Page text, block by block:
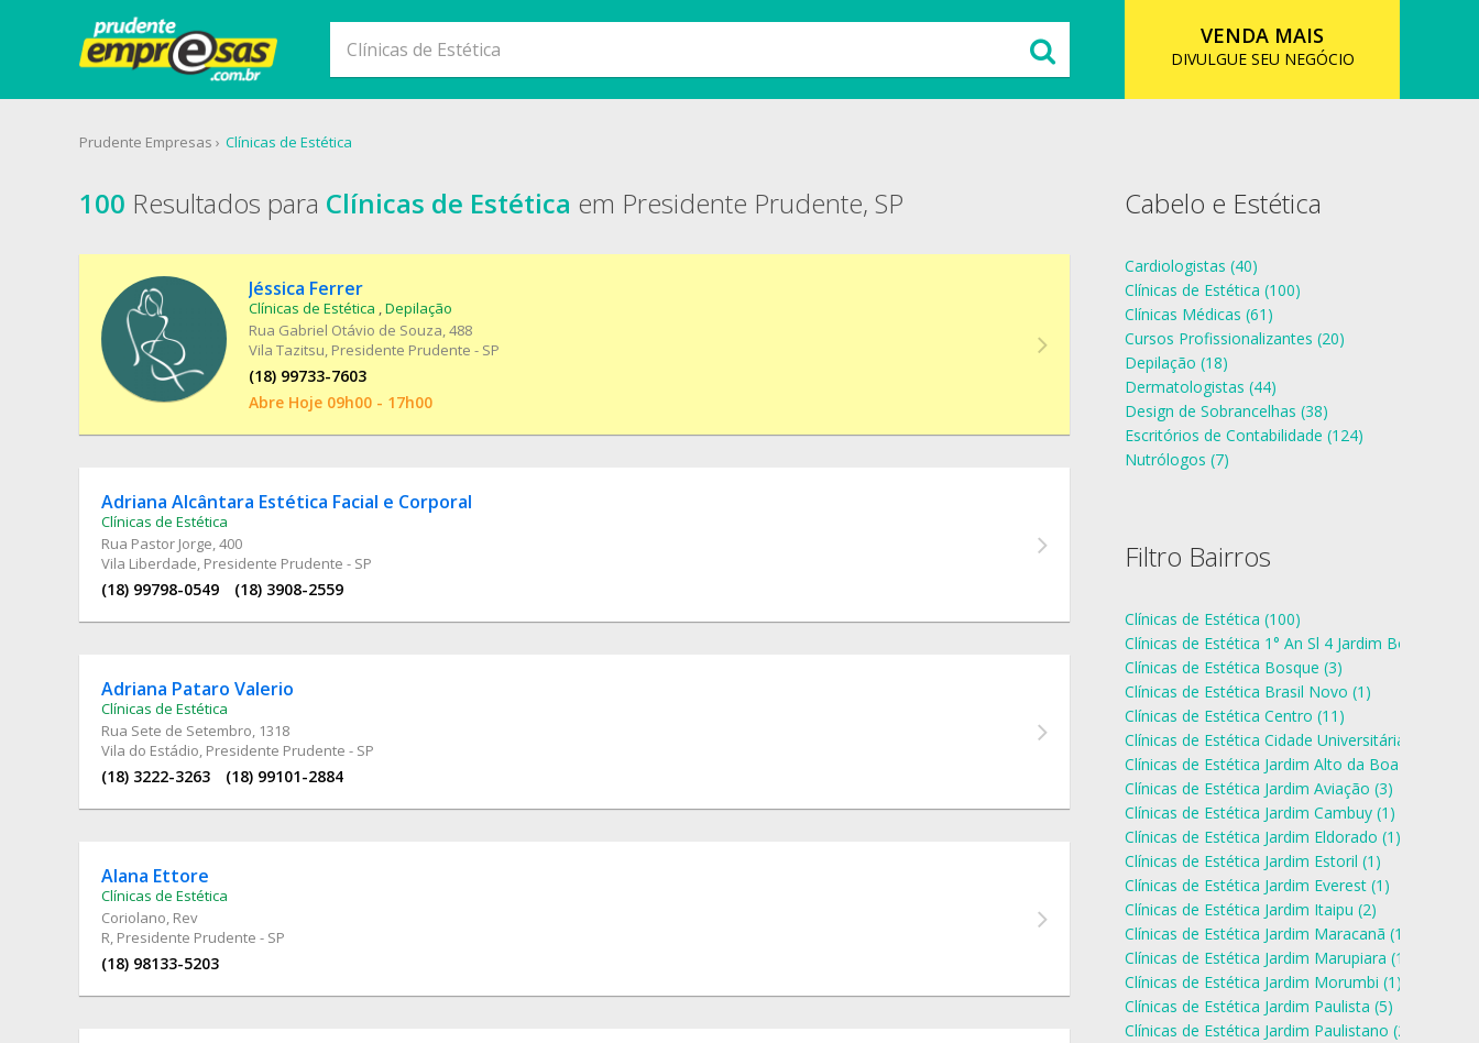
VENDA MAIS
DIVULGUE SEU NEGÓCIO
Prudente Empresas Clínicas de Estética
100 Resultados para Clínicas de Estética em Presidente Prudente, SP
Jéssica Ferrer
Clínicas de Estética ,Depilação
Rua Gabriel Otávio de Souza, 488
Vila Tazitsu, Presidente Prudente - SP
(18) 99733-7603
Abre Hoje 09h00 - 17h00
Adriana Alcântara Estética Facial e Corporal
Clínicas de Estética
Rua Pastor Jorge, 400
Vila Liberdade, Presidente Prudente - SP
(18) 99798-0549 (18) 3908-2559
Adriana Pataro Valerio
Clínicas de Estética
Rua Sete de Setembro, 1318
Vila do Estádio, Presidente Prudente - SP
(18) 3222-3263 (18) 99101-2884
Alana Ettore
Clínicas de Estética
Coriolano, Rev
R, Presidente Prudente - SP
(18) 98133-5203
Cabelo e Estética
Cardiologistas (40)
Clínicas de Estética (100)
Clínicas Médicas (61)
Cursos Profissionalizantes (20)
Depilação (18)
Dermatologistas (44)
Design de Sobrancelhas (38)
Escritórios de Contabilidade (124)
Nutrólogos (7)
Filtro Bairros
Clínicas de Estética (100)
Clínicas de Estética 1° An Sl 4 Jardim Bongiovani
Clínicas de Estética Bosque (3)
Clínicas de Estética Brasil Novo (1)
Clínicas de Estética Centro (11)
Clínicas de Estética Cidade Universitária (8)
Clínicas de Estética Jardim Alto da Boa Vista (1)
Clínicas de Estética Jardim Aviação (3)
Clínicas de Estética Jardim Cambuy (1)
Clínicas de Estética Jardim Eldorado (1)
Clínicas de Estética Jardim Estoril (1)
Clínicas de Estética Jardim Everest (1)
Clínicas de Estética Jardim Itaipu (2)
Clínicas de Estética Jardim Maracanã (1)
Clínicas de Estética Jardim Marupiara (1)
Clínicas de Estética Jardim Morumbi (1)
Clínicas de Estética Jardim Paulista (5)
Clínicas de Estética Jardim Paulistano (2)